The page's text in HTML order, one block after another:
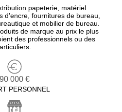
papeterie, matériel
d’encre, fournitures de bureau,
et mobilier de bureau.
de marque au prix le plus
des professionnels ou des
90 000 €
PERSONNEL